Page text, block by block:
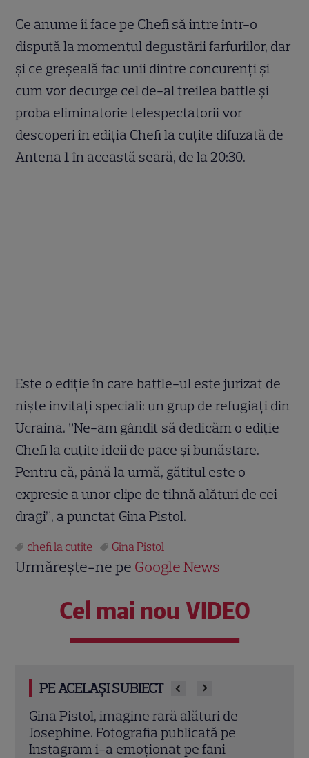
Ce anume îi face pe Chefi să intre într-o
dispută la momentul degustării farfuriilor, dar
și ce greșeală fac unii dintre concurenți și
cum vor decurge cel de-al treilea battle și
proba eliminatorie telespectatorii vor
descoperi în ediția Chefi la cuțite difuzată de
Antena 1 în această seară, de la 20:30.
Este o ediție în care battle-ul este jurizat de
niște invitați speciali: un grup de refugiați din
Ucraina. ”Ne-am gândit să dedicăm o ediție
Chefi la cuțite ideii de pace și bunăstare.
Pentru că, până la urmă, gătitul este o
expresie a unor clipe de tihnă alături de cei
dragi”, a punctat Gina Pistol.
chefi la cutite Gina Pistol
Urmărește-ne pe Google News
Cel mai nou VIDEO
PE ACELAȘI SUBIECT
Rivalitate doar pe ecran! Ce s-a
întâmplat când jurații de la „Chefi la
cuțite” s-au întâlnit în Italia, în